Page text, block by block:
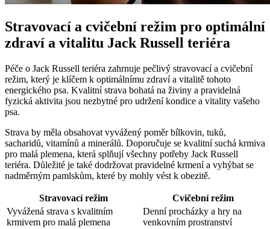
Stravovací a cvičební režim pro optimální
zdraví a vitalitu Jack Russell teriéra
Péče o Jack Russell teriéra zahrnuje pečlivý stravovací a cvičební
režim, který je klíčem k optimálnímu zdraví a vitalitě tohoto
energického psa. Kvalitní strava bohatá na živiny a pravidelná
fyzická aktivita jsou nezbytné pro udržení kondice a vitality vašeho
psa.
Strava by měla obsahovat vyvážený poměr bílkovin, tuků,
sacharidů, vitamínů a minerálů. Doporučuje se kvalitní suchá krmiva
pro malá plemena, která splňují všechny potřeby Jack Russell
teriéra. Důležité je také dodržovat pravidelné krmení a vyhýbat se
nadměrným pamlskům, které by mohly vést k obezitě.
Stravovací režim
Cvičební režim
Vyvážená strava s kvalitním
krmivem pro malá plemena
Denní procházky a hry na
venkovním prostranství